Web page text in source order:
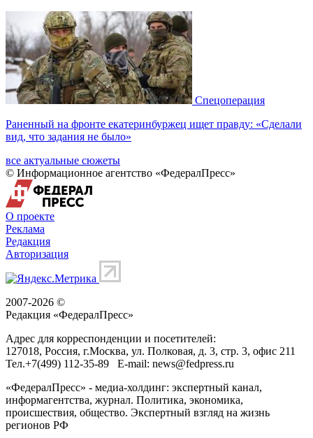
Спецоперация
Раненный на фронте екатеринбуржец ищет правду: «Сделали
вид, что задания не было»
все актуальные сюжеты
© Информационное агентство «ФедералПресс»
О проекте
Реклама
Редакция
Авторизация
2007-2026 ©
Редакция «ФедералПресс»
Адрес для корреспонденции и посетителей:
127018, Россия, г.Москва, ул. Полковая, д. 3, стр. 3, офис 211
Тел.+7(499) 112-35-89 E-mail: news@fedpress.ru
«ФедералПресс» - медиа-холдинг: экспертный канал,
информагентства, журнал. Политика, экономика,
происшествия, общество. Экспертный взгляд на жизнь
регионов РФ